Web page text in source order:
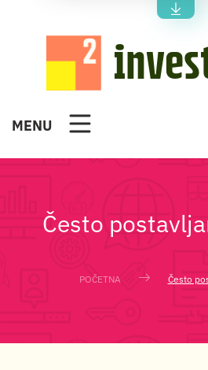
MENU
Često
POČETNA Često